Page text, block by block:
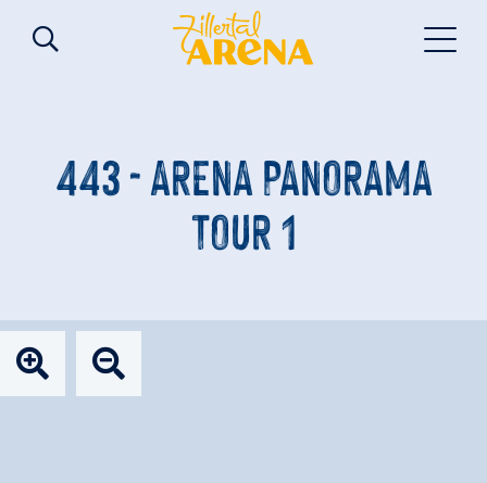
443 - ARENA PANORAMA
TOUR 1